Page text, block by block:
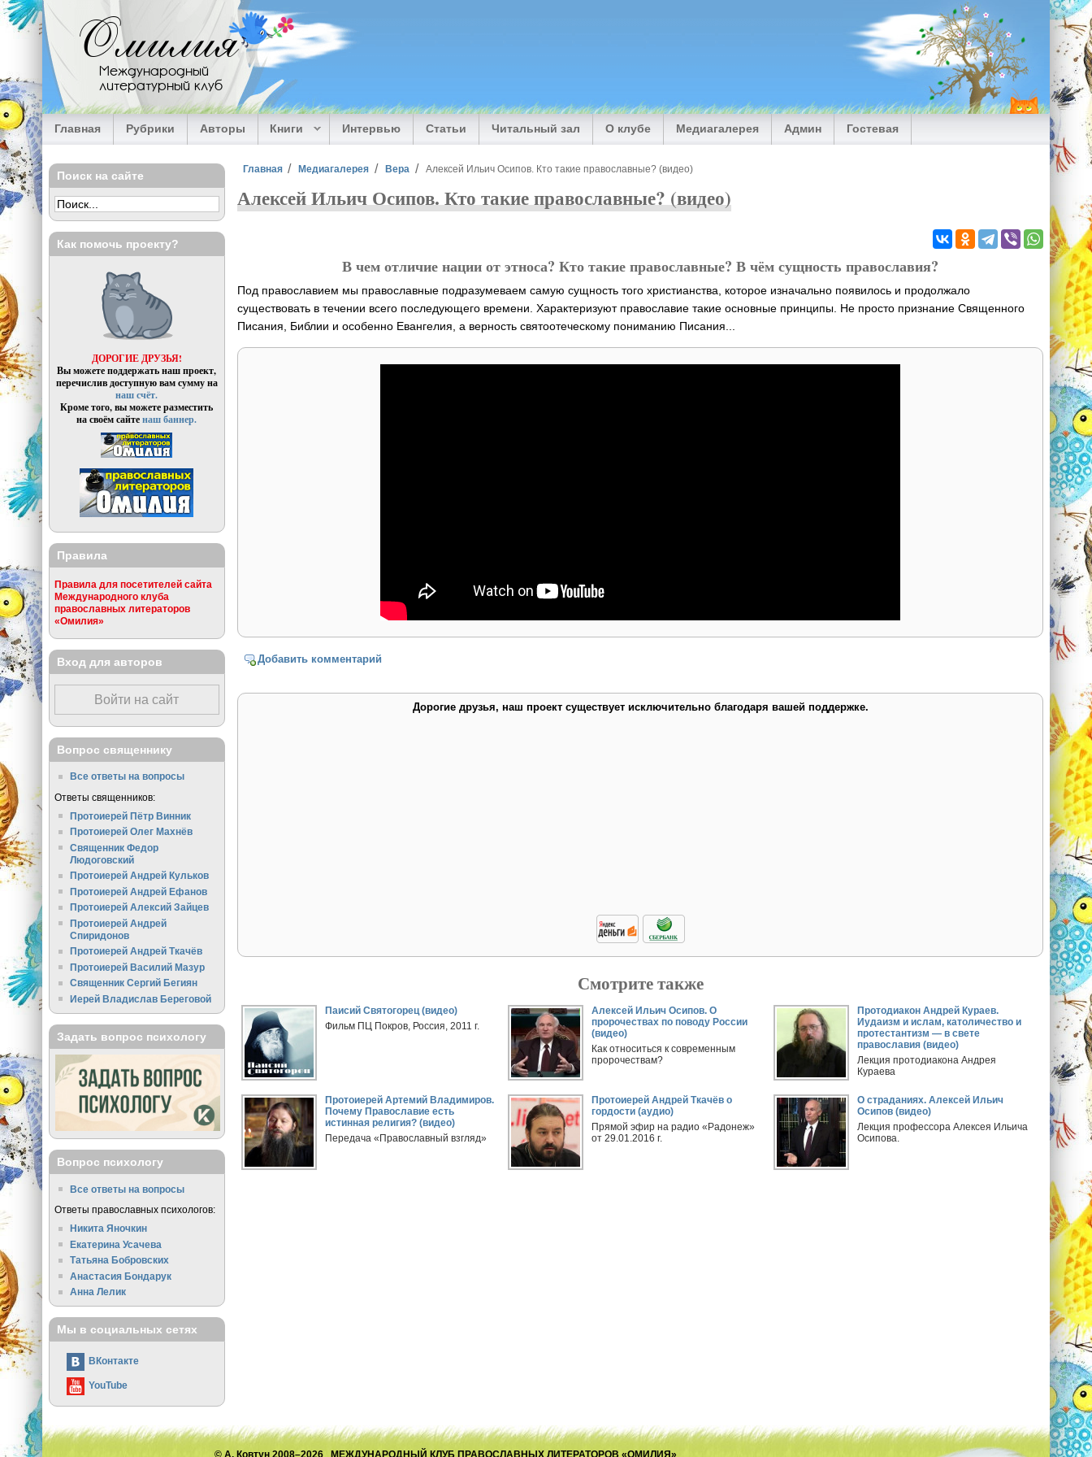
Перейти к основному содержанию
Омилия
Международный
литературный клуб
Главная Рубрики Авторы Книги Интервью Статьи Читальный зал О клубе Медиагалерея Админ Гостевая
Вы здесь
Главная Медиагалерея Вера Алексей Ильич Осипов. Кто такие православные? (видео)
Алексей Ильич Осипов. Кто такие православные? (видео)
В чем отличие нации от этноса? Кто такие православные? В чём сущность православия?
Под православием мы православные подразумеваем самую сущность того христианства, которое изначально появилось и продолжало
существовать в течении всего последующего времени. Характеризуют православие такие основные принципы. Не просто признание Священного
Писания, Библии и особенно Евангелия, а верность святоотеческому пониманию Писания...
Добавить комментарий
Дорогие друзья, наш проект существует исключительно благодаря вашей поддержке.
Смотрите также
Паисий Святогорец (видео)
Фильм ПЦ Покров, Россия, 2011 г.
Алексей Ильич Осипов. О
пророчествах по поводу России
(видео)
Как относиться к современным
пророчествам?
Протодиакон Андрей Кураев.
Иудаизм и ислам, католичество и
протестантизм — в свете
православия (видео)
Лекция протодиакона Андрея
Кураева
Протоиерей Артемий Владимиров.
Почему Православие есть
истинная религия? (видео)
Передача «Православный взгляд»
Протоиерей Андрей Ткачёв о
гордости (аудио)
Прямой эфир на радио «Радонеж»
от 29.01.2016 г.
О страданиях. Алексей Ильич
Осипов (видео)
Лекция профессора Алексея Ильича
Осипова.
Поиск на сайте
Как помочь проекту?
ДОРОГИЕ ДРУЗЬЯ!
Вы можете поддержать наш проект,
перечислив доступную вам сумму на
наш счёт.
Кроме того, вы можете разместить
на своём сайтенаш баннер.
Правила
Правила для посетителей сайта
Международного клуба
православных литераторов
«Омилия»
Вход для авторов
Войти на сайт
Вопрос священнику
Все ответы на вопросы
Ответы священников:
Протоиерей Пётр Винник
Протоиерей Олег Махнёв
Священник Федор
Людоговский
Протоиерей Андрей Кульков
Протоиерей Андрей Ефанов
Протоиерей Алексий Зайцев
Протоиерей Андрей
Спиридонов
Протоиерей Андрей Ткачёв
Протоиерей Василий Мазур
Священник Сергий Бегиян
Иерей Владислав Береговой
Задать вопрос психологу
Вопрос психологу
Все ответы на вопросы
Ответы православных психологов:
Никита Яночкин
Екатерина Усачева
Татьяна Бобровских
Анастасия Бондарук
Анна Лелик
Мы в социальных сетях
ВКонтакте
YouTube
© А. Ковтун 2008–2026 МЕЖДУНАРОДНЫЙ КЛУБ ПРАВОСЛАВНЫХ ЛИТЕРАТОРОВ «ОМИЛИЯ»